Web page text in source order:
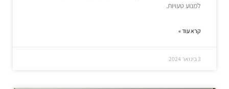
למנוע טעויות.
קרא עוד »
3 בינואר 2024